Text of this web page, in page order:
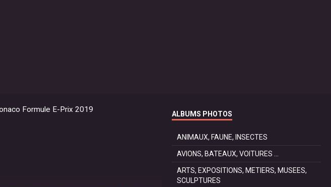
Formule E-Prix 2019
ALBUMS PHOTOS
ANIMAUX, FAUNE, INSECTES
AVIONS, BATEAUX, VOITURES ...
ARTS, EXPOSITIONS, METIERS, MUSEES,
SCULPTURES